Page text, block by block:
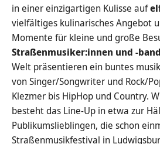
in einer einzigartigen Kulisse auf
vielfältiges kulinarisches Angebot
Momente für kleine und große
Straßenmusiker:innen und -
Welt präsentieren ein buntes
von Singer/Songwriter und Rock/
Klezmer bis HipHop und Country.
besteht das Line-Up in etwa zur
Publikumslieblingen, die schon
Straßenmusikfestival in